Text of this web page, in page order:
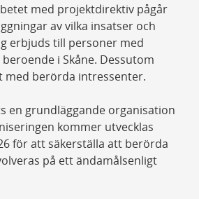
med projektdirektiv pågår
av vilka insatser och
erbjuds till personer med
i Skåne. Dessutom
med berörda intressenter.
en grundläggande organisation
kommer utvecklas
för att säkerställa att berörda
på ett ändamålsenligt